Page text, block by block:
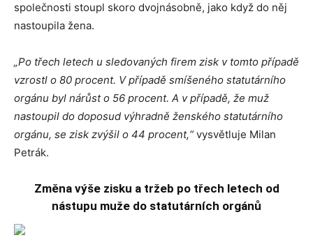
společnosti stoupl skoro dvojnásobně, jako když do něj
nastoupila žena.
„Po třech letech u sledovaných firem zisk v tomto případě
vzrostl o 80 procent. V případě smíšeného statutárního
orgánu byl nárůst o 56 procent. A v případě, že muž
nastoupil do doposud výhradně ženského statutárního
orgánu, se zisk zvýšil o 44 procent,“vysvětluje Milan
Petrák.
Změna výše zisku a tržeb po třech letech od
nástupu muže do statutárních orgánů